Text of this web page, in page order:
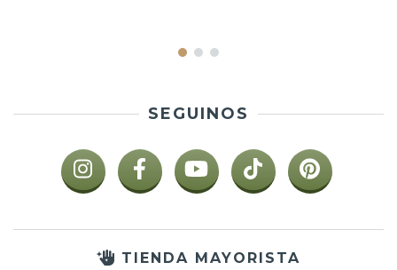
SEGUINOS
TIENDA MAYORISTA